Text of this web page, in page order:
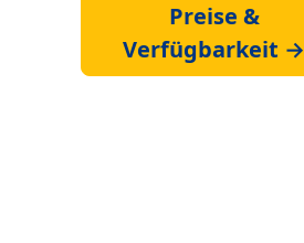
Preise &
Verfügbarkeit →